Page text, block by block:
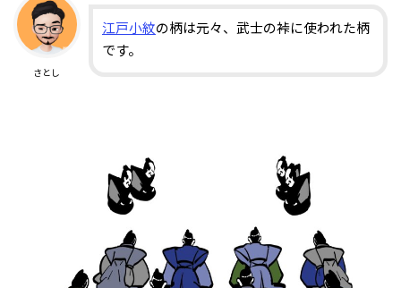
さとし
江戸小紋の柄は元々、武士の裃に使われた柄
です。